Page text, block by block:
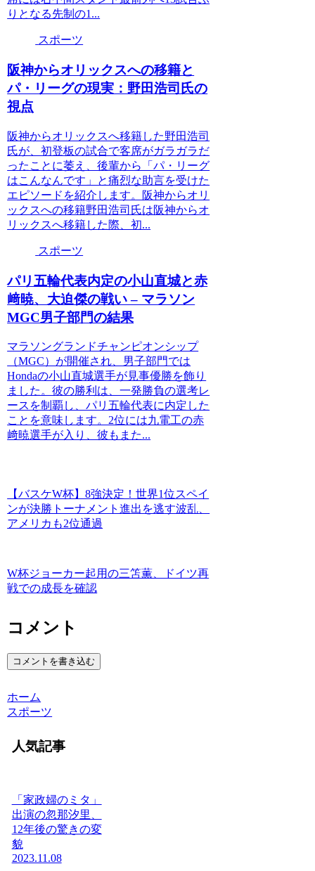
りとなる先制の1...
スポーツ
阪神からオリックスへの移籍と
パ・リーグの現実：野田浩司氏の
視点
阪神からオリックスへ移籍した野田浩司
氏が、初登板の試合で客席がガラガラだ
ったことに萎え、後輩から「パ・リーグ
はこんなんです」と痛烈な助言を受けた
エピソードを紹介します。阪神からオリ
ックスへの移籍野田浩司氏は阪神からオ
リックスへ移籍した際、初...
スポーツ
パリ五輪代表内定の小山直城と赤
﨑暁、大迫傑の戦い – マラソン
MGC男子部門の結果
マラソングランドチャンピオンシップ
（MGC）が開催され、男子部門では
Hondaの小山直城選手が見事優勝を飾り
ました。彼の勝利は、一発勝負の選考レ
ースを制覇し、パリ五輪代表に内定した
ことを意味します。2位には九電工の赤
﨑暁選手が入り、彼もまた...
【バスケW杯】8強決定！世界1位スペイ
ンが決勝トーナメント進出を逃す波乱、
アメリカも2位通過
W杯ジョーカー起用の三笘薫、ドイツ再
戦での成長を確認
コメント
コメントを書き込む
ホーム
スポーツ
人気記事
「家政婦のミタ」
出演の忽那汐里、
12年後の驚きの変
貌
2023.11.08